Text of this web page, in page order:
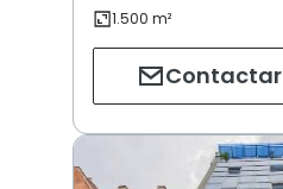
Contactar